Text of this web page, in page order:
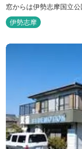
窓からは伊勢志摩国立
肌で感じるアクティビ
地に湧き出る温泉… こ
伊勢志摩